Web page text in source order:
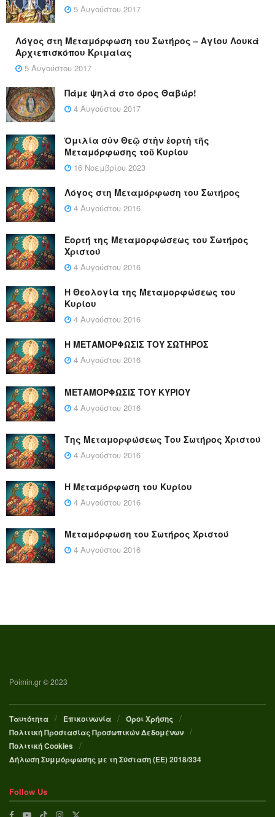
5 Αυγούστου 2017
Λόγος στη Μεταμόρφωση του Σωτήρος – Αγίου Λουκά
Αρχιεπισκόπου Κριμαίας
5 Αυγούστου 2017
Πάμε ψηλά στο όρος Θαβώρ!
4 Αυγούστου 2017
Ὁμιλία σὺν Θεῷ στὴν ἑορτὴ τῆς
Μεταμόρφωσης τοῦ Κυρίου
16 Νοεμβρίου 2023
Λόγος στη Μεταμόρφωση του Σωτήρος
4 Αυγούστου 2016
Εορτή της Μεταμορφώσεως του Σωτήρος
Χριστού
4 Αυγούστου 2016
Η Θεολογία της Μεταμορφώσεως του
Κυρίου
4 Αυγούστου 2016
Η ΜΕΤΑΜΟΡΦΩΣΙΣ ΤΟΥ ΣΩΤΗΡΟΣ
4 Αυγούστου 2016
ΜΕΤΑΜΟΡΦΩΣΙΣ ΤΟΥ ΚΥΡΙΟΥ
4 Αυγούστου 2016
Της Μεταμορφώσεως Του Σωτήρος Χριστού
4 Αυγούστου 2016
Η Μεταμόρφωση του Κυρίου
4 Αυγούστου 2016
Μεταμόρφωση του Σωτήρος Χριστού
4 Αυγούστου 2016
Poimin.gr © 2023
Ταυτότητα Επικοινωνία
Όροι Χρήσης
Πολιτική Προστασίας Προσωπικών Δεδομένων
Πολιτική Cookies
Δήλωση Συμμόρφωσης με τη Σύσταση (ΕΕ) 2018/334
Follow Us